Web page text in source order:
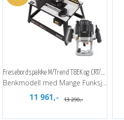
Fresebordspakke M/Trend T8EK og CRT/MK3
Benkmodell med Mange Funksjoner
11 961,- 13 290,-